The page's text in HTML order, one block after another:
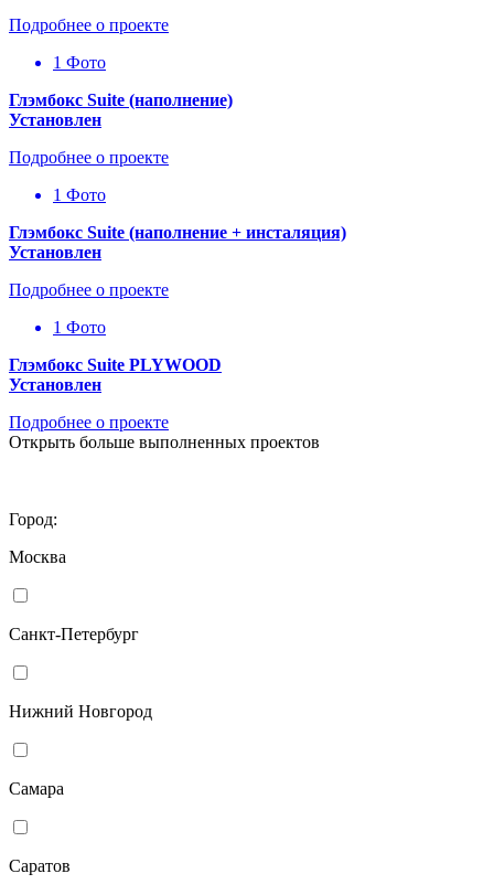
Подробнее о проекте
1 Фото
Глэмбокс Suite (наполнение)
Установлен
Подробнее о проекте
1 Фото
Глэмбокс Suite (наполнение + инсталяция)
Установлен
Подробнее о проекте
1 Фото
Глэмбокс Suite PLYWOOD
Установлен
Подробнее о проекте
Открыть больше выполненных проектов
Город:
Москва
Санкт-Петербург
Нижний Новгород
Самара
Саратов